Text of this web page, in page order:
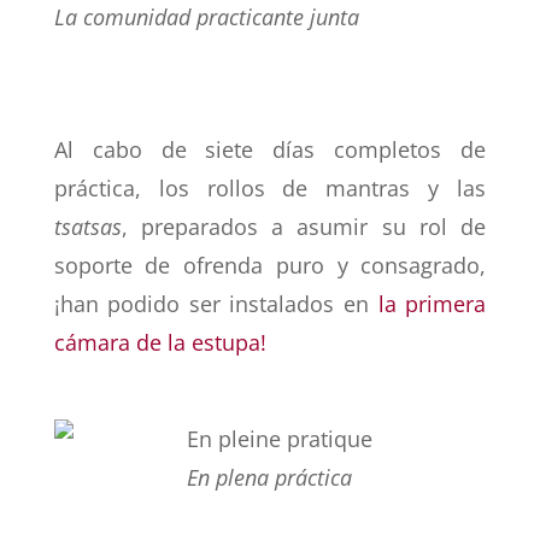
La comunidad practicante junta
Al cabo de siete días completos de
práctica, los rollos de mantras y las
tsatsas, preparados a asumir su rol de
soporte de ofrenda puro y consagrado,
¡han podido ser instalados en la primera
cámara de la estupa!
En plena práctica